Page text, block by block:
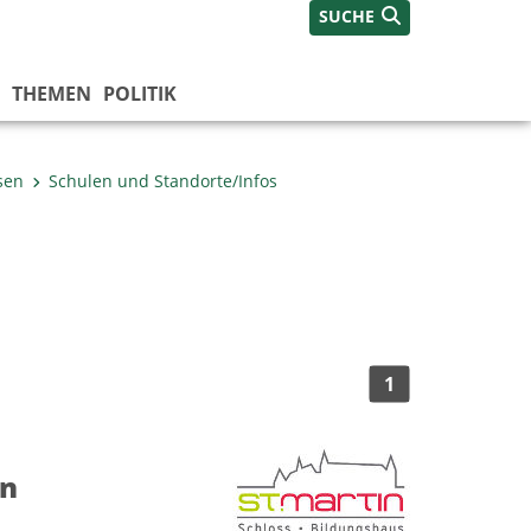
SUCHE
THEMEN POLITIK
Schulen und Standorte/Infos
1